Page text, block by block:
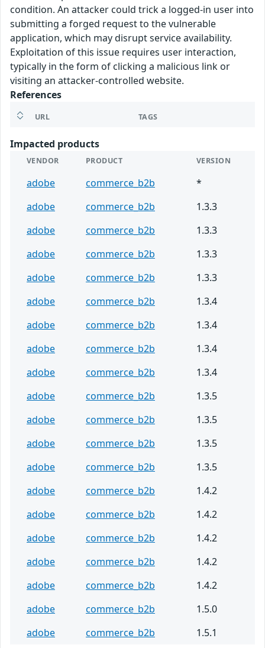
condition. An attacker could trick a logged-in user into
submitting a forged request to the vulnerable
application, which may disrupt service availability.
Exploitation of this issue requires user interaction,
typically in the form of clicking a malicious link or
visiting an attacker-controlled website.
References
URL TAGS
Impacted products
VENDOR PRODUCT VERSION
adobe commerce_b2b
*
adobe
commerce_b2b
1.3.3
adobe
commerce_b2b
1.3.3
adobe
commerce_b2b
1.3.3
adobe
commerce_b2b
1.3.3
adobe
commerce_b2b
1.3.4
adobe
commerce_b2b
1.3.4
adobe
commerce_b2b
1.3.4
adobe
commerce_b2b
1.3.4
adobe
commerce_b2b
1.3.5
adobe
commerce_b2b
1.3.5
adobe
commerce_b2b
1.3.5
adobe
commerce_b2b
1.3.5
adobe
commerce_b2b
1.4.2
adobe
commerce_b2b
1.4.2
adobe
commerce_b2b
1.4.2
adobe
commerce_b2b
1.4.2
adobe
commerce_b2b
1.4.2
adobe
commerce_b2b
1.5.0
adobe
commerce_b2b 1.5.1